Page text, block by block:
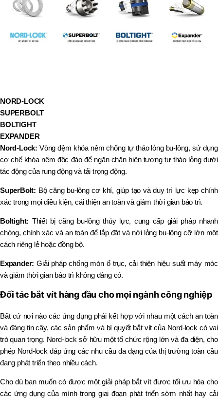
NORD-LOCK
SUPERBOLT
BOLTIGHT
EXPANDER
Nord-Lock: Vòng đệm khóa nêm chống tự tháo lỏng bu-lông, sử dụng
cơ chế khóa nêm độc đáo để ngăn chặn hiện tượng tự tháo lỏng dưới
tác động của rung động và tải trọng động.
SuperBolt: Bộ căng bu-lông cơ khí, giúp tạo và duy trì lực kẹp chính
xác trong mọi điều kiện, cải thiện an toàn và giảm thời gian bảo trì.
Boltight: Thiết bị căng bu-lông thủy lực, cung cấp giải pháp nhanh
chóng, chính xác và an toàn để lắp đặt và nới lỏng bu-lông cỡ lớn một
cách riêng lẻ hoặc đồng bộ.
Expander: Giải pháp chống mòn ổ trục, cải thiện hiệu suất máy móc
và giảm thời gian bảo trì không đáng có.
Đối tác bắt vít hàng đầu cho mọi ngành công nghiệp
Bất cứ nơi nào các ứng dụng phải kết hợp với nhau một cách an toàn
và đáng tin cậy, các sản phẩm và bí quyết bắt vít của Nord-lock có vai
trò quan trọng. Nord-lock sở hữu một tổ chức rộng lớn và đa diện, cho
phép Nord-lock đáp ứng các nhu cầu đa dạng của thị trường toàn cầu
đang phát triển theo nhiều cách.
Cho dù bạn muốn có được một giải pháp bắt vít được tối ưu hóa cho
các ứng dụng của mình trong giai đoạn phát triển sớm nhất hay cải